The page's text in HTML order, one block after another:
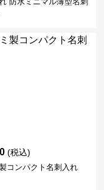
(税込)
コンパクト名刺入れ